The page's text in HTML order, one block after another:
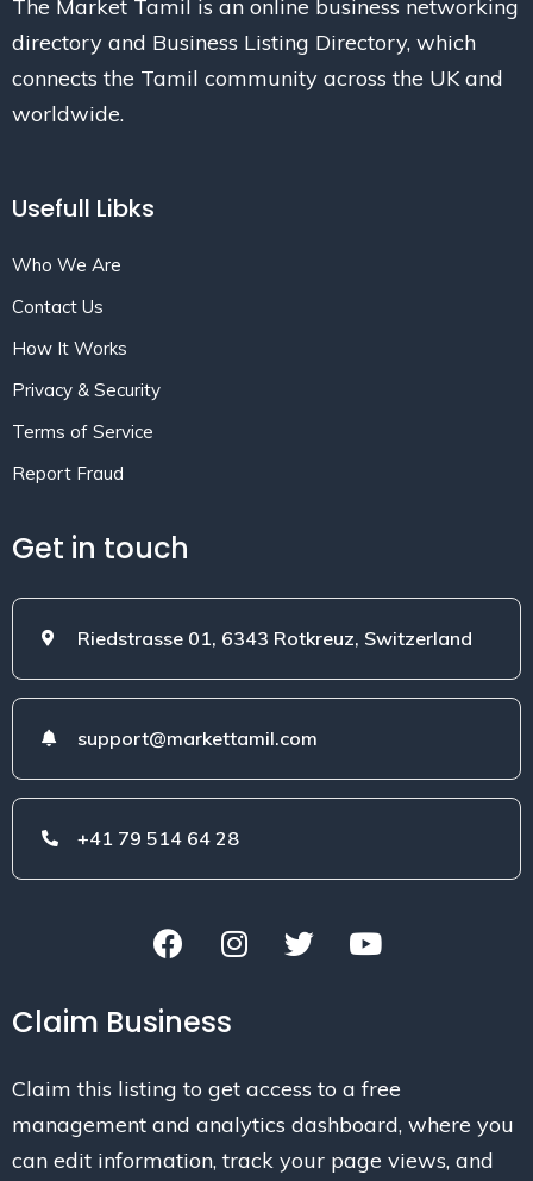
The Market Tamil is an online business networking
directory and Business Listing Directory, which
connects the Tamil community across the UK and
worldwide.
Usefull Libks
Who We Are
Contact Us
How It Works
Privacy & Security
Terms of Service
Report Fraud
Get in touch
Riedstrasse 01, 6343 Rotkreuz, Switzerland
support@markettamil.com
+41 79 514 64 28
Claim Business
Claim this listing to get access to a free
management and analytics dashboard, where you
can edit information, track your page views, and